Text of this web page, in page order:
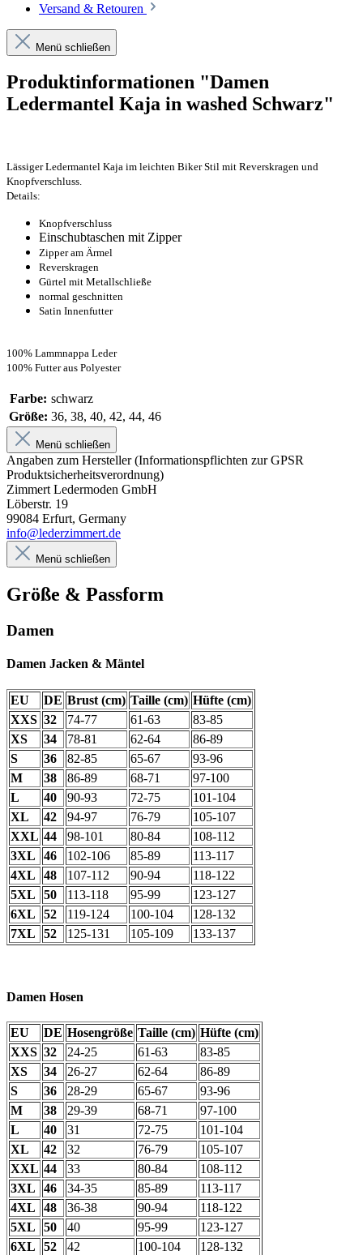
Versand & Retouren
Menü schließen
Produktinformationen "Damen
Ledermantel Kaja in washed Schwarz"
Lässiger Ledermantel Kaja im leichten Biker Stil mit Reverskragen und
Knopfverschluss.
Details:
Knopfverschluss
Einschubtaschen mit Zipper
Zipper am Ärmel
Reverskragen
Gürtel mit Metallschließe
normal geschnitten
Satin Innenfutter
100% Lammnappa Leder
100% Futter aus Polyester
Farbe: schwarz
Größe: 36, 38, 40, 42, 44, 46
Menü schließen
Angaben zum Hersteller (Informationspflichten zur GPSR
Produktsicherheitsverordnung)
Zimmert Ledermoden GmbH
Löberstr. 19
99084 Erfurt, Germany
info@lederzimmert.de
Menü schließen
Größe & Passform
Damen
Damen Jacken & Mäntel
EU DE Brust (cm) Taille (cm) Hüfte (cm)
XXS 32 74-77 61-63
83-85
XS
34 78-81 62-64
86-89
S
36 82-85 65-67
93-96
M
38 86-89 68-71
97-100
L
40 90-93 72-75
101-104
XL
42 94-97 76-79
105-107
XXL 44 98-101 80-84
108-112
3XL
46 102-106 85-89
113-117
4XL
48 107-112 90-94
118-122
5XL
50 113-118 95-99
123-127
6XL
52 119-124 100-104
128-132
7XL
52 125-131 105-109 133-137
Damen Hosen
EU DE Hosengröße Taille (cm) Hüfte (cm)
XXS 32 24-25 61-63
83-85
XS
34 26-27 62-64
86-89
S
36 28-29 65-67
93-96
M
38 29-39 68-71
97-100
L
40 31 72-75
101-104
XL
42 32 76-79
105-107
XXL 44 33 80-84
108-112
3XL
46 34-35 85-89
113-117
4XL
48 36-38 90-94
118-122
5XL
50 40 95-99
123-127
6XL
52 42 100-104
128-132